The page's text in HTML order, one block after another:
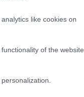
like cookies on
of the website
και εσύ
τις ειδήσεις